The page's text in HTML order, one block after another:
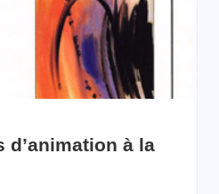
d’animation à la